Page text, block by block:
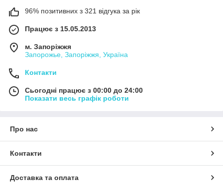
96% позитивних з 321 відгука за рік
Працює з 15.05.2013
м. Запоріжжя
Запорожье, Запоріжжя, Україна
Контакти
Сьогодні працює з 00:00 до 24:00
Показати весь графік роботи
Про нас
Контакти
Доставка та оплата